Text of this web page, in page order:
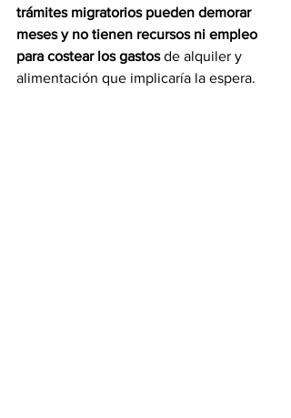
trámites migratorios pueden demorar
meses y no tienen recursos ni empleo
para costear los gastos de alquiler y
alimentación que implicaría la espera.